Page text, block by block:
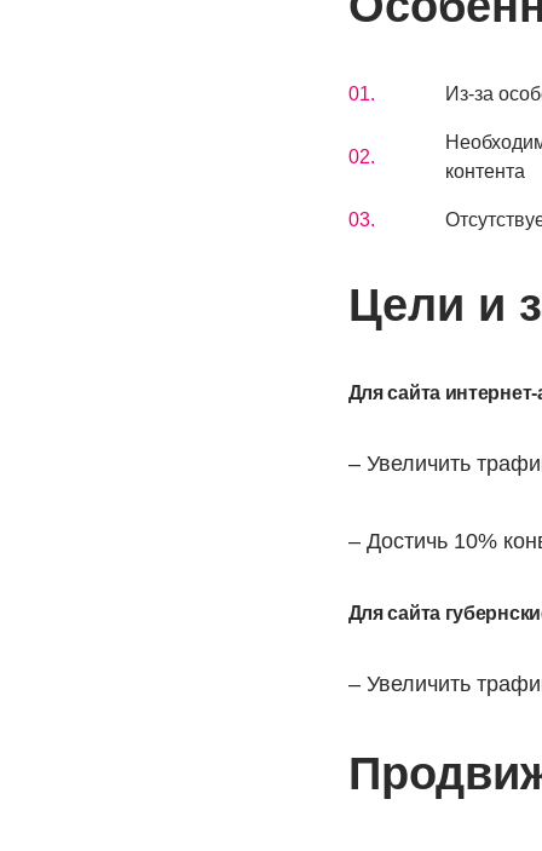
Из-за
контента
Цели и
Для сайта
– Увеличить
– Достичь 10%
Для сайта
– Увеличить